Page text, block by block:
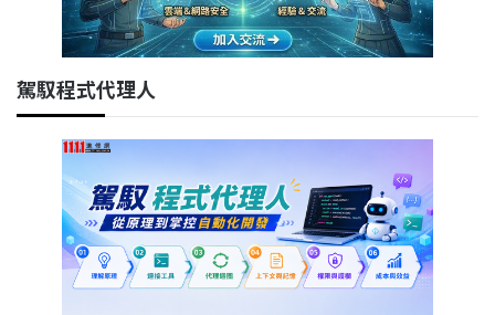
駕馭程式代理人